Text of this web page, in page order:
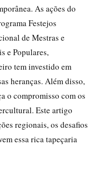
As ações do
Festejos
de Mestras e
e Populares,
tem investido em
heranças. Além disso,
o compromisso com os
Este artigo
regionais, os desafios
essa rica tapeçaria